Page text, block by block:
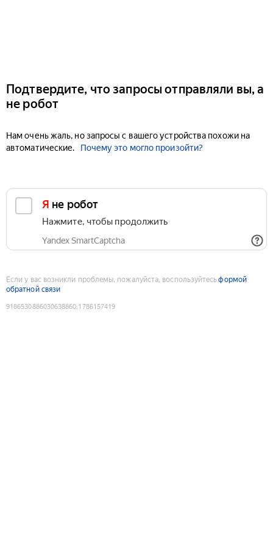
Подтвердите, что запросы отправляли вы, а
не робот
Нам очень жаль, но запросы с вашего устройства похожи на
автоматические.
Почему это могло произойти?
Я не робот
Нажмите, чтобы продолжить
Yandex SmartCaptcha
Если у вас возникли проблемы, пожалуйста, воспользуйтесьформой
обратной связи
9186530886030638860:1786157419